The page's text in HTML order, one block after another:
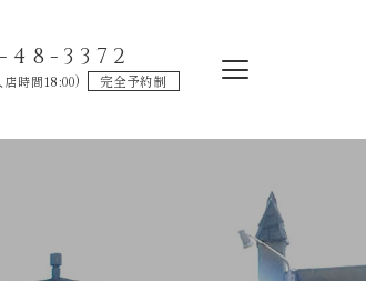
48-3372
時間18:00) 完全予約制